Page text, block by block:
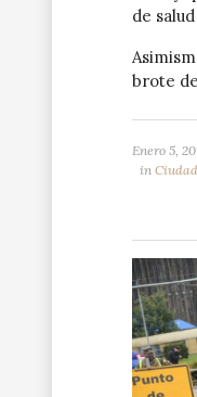
de
brote
Enero 5,
in Ciudad